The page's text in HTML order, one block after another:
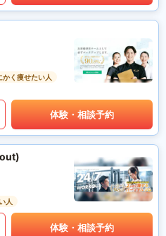
かく痩せたい人
体験・相談予約
人
体験・相談予約